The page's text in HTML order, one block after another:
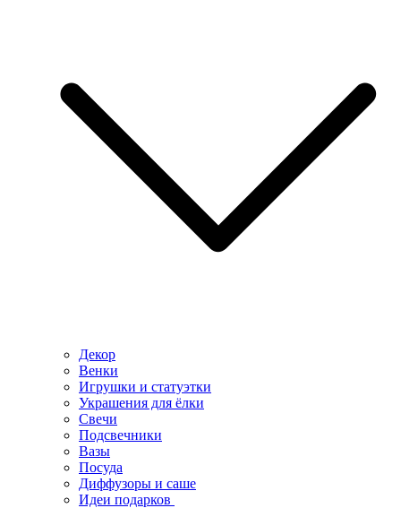
Декор
Венки
Игрушки и статуэтки
Украшения для ёлки
Свечи
Подсвечники
Вазы
Посуда
Диффузоры и саше
Идеи подарков